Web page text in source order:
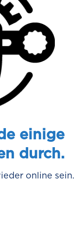
einige
durch.
online sein.